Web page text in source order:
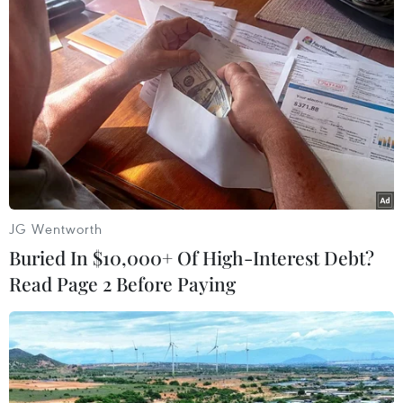
TIN LIÊN QUAN
Google, Facebook có thể bị phạt nặng nếu
JG Wentworth
Buried In $10,000+ Of High-Interest Debt?
Read Page 2 Before Paying